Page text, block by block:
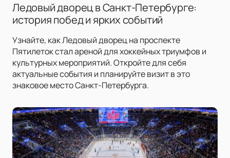
Ледовый дворец в Санкт-Петербурге:
история побед и ярких событий
Узнайте, как Ледовый дворец на проспекте
Пятилеток стал ареной для хоккейных триумфов и
культурных мероприятий. Откройте для себя
актуальные события и планируйте визит в это
знаковое место Санкт-Петербурга.